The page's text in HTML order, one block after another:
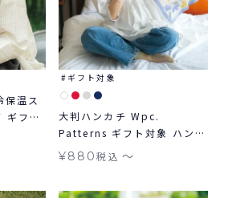
温ス
ギフト
ギフト対象
大判ハンカチ Wpc.
Patterns ギフト対象 ハンカ
チ≪メール便対象≫
¥880税込 〜